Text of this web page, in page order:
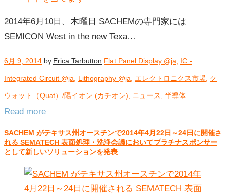
2014年6月10日、木曜日 SACHEMの専門家には
SEMICON West in the new Texa…
6月 9, 2014 by Erica Tarbutton Flat Panel Display @ja IC -
Integrated Circuit @ja Lithography @ja エレクトロニクス市場 ク
ウォット（Quat）/陽イオン (カチオン) ニュース 半導体
Read more
SACHEM がテキサス州オースチンで2014年4月22日～24日に開催さ
れる SEMATECH 表面処理・洗浄会議においてプラチナスポンサー
として新しいソリューションを発表